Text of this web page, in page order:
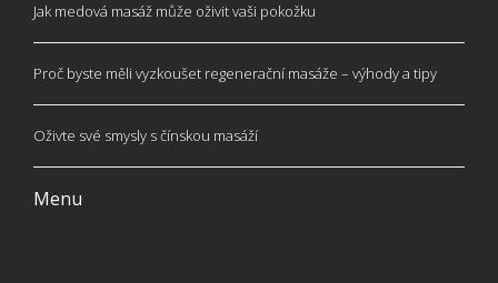
Jak medová masáž může oživit vaši pokožku
Proč byste měli vyzkoušet regenerační masáže – výhody a tipy
Oživte své smysly s čínskou masáží
Menu